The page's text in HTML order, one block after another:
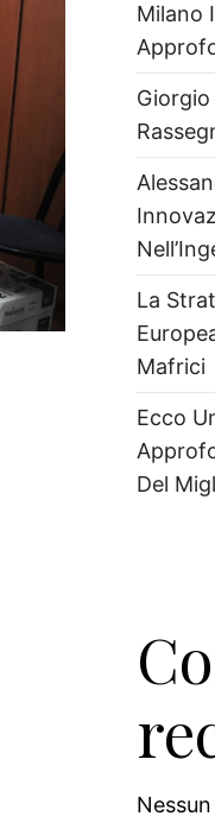
Milano
Giorgio
La
Mafrici
Ecco
Del